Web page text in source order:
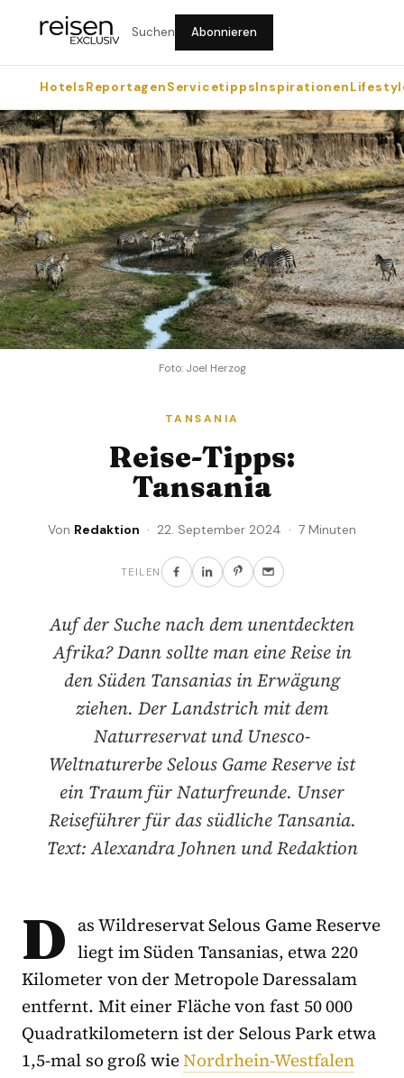
Suchen Abonnieren
HotelsReportagenServicetippsInspirationen
Foto: Joel Herzog
TANSANIA
Reise-Tipps:
Tansania
Von Redaktion · 22. September 2024 · 7 Minuten
TEILEN
Auf der Suche nach dem unentdeckten
Afrika? Dann sollte man eine Reise in
den Süden Tansanias in Erwägung
ziehen. Der Landstrich mit dem
Naturreservat und Unesco-
Weltnaturerbe Selous Game Reserve ist
ein Traum für Naturfreunde. Unser
Reiseführer für das südliche Tansania.
Text: Alexandra Johnen und Redaktion
D as Wildreservat Selous Game Reserve
liegt im Süden Tansanias, etwa 220
Kilometer von der Metropole Daressalam
entfernt. Mit einer Fläche von fast 50 000
Quadratkilometern ist der Selous Park etwa
1,5-mal so groß wieNordrhein-Westfalen